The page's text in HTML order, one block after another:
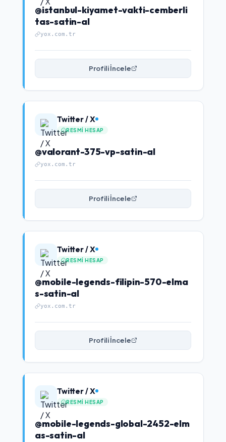
@istanbul-kiyamet-vakti-cemberli
tas-satin-al
yox.com.tr
Profili İncele
Twitter / X
RESMI HESAP
@valorant-375-vp-satin-al
yox.com.tr
Profili İncele
Twitter / X
RESMI HESAP
@mobile-legends-filipin-570-elma
s-satin-al
yox.com.tr
Profili İncele
Twitter / X
RESMI HESAP
@mobile-legends-global-2452-elm
as-satin-al